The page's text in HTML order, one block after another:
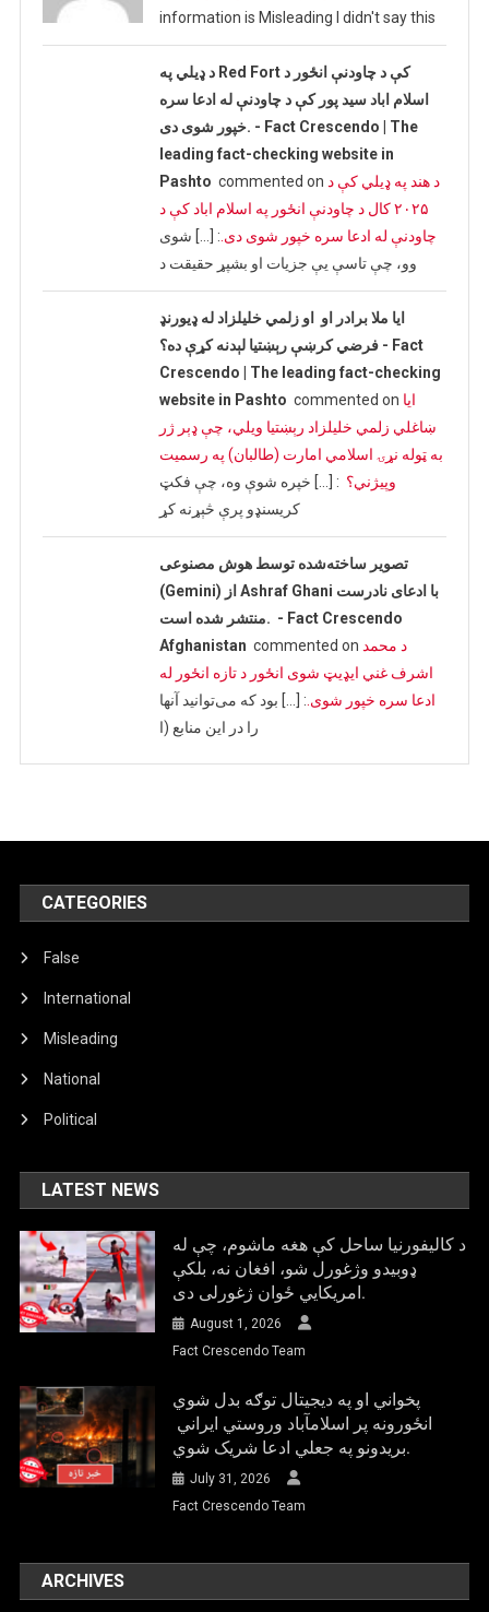
information is Misleading I didn't say this
د ډیلي په Red Fort کې د چاودنې انځور د
اسلام اباد سید پور کې د چاودنې له ادعا سره
خپور شوی دی. - Fact Crescendo | The
leading fact-checking website in
Pashto commented on د هند په ډیلي کې د
۲۰۲۵ کال د چاودنې انځور په اسلام اباد کې د
چاودنې له ادعا سره خپور شوی دی. : […] شوی
وو، چې تاسې یې جزیات او بشپړ حقیقت د
ایا ملا برادر او او زلمي خلیلزاد له ډیورنډ
فرضي کرښې رېښتیا لېدنه کړې ده؟ - Fact
Crescendo | The leading fact-checking
website in Pashto commented on ایا
ښاغلي زلمي خلیلزاد رېښتیا ویلي، چې ډېر ژر
به ټوله نړۍ اسلامي امارت (طالبان) په رسمیت
وپیژني؟ : […] خپره شوې وه، چې فکټ
کریسنډو پرې څېړنه کړ
تصویر ساخته‌شده توسط هوش مصنوعی
(Gemini) از Ashraf Ghani با ادعای نادرست
منتشر شده است. - Fact Crescendo
Afghanistan commented on د محمد
اشرف غني ایډیټ شوی انځور د تازه انځور له
ادعا سره خپور شوی. : […] بود که می‌توانید آنها
را در این منابع (ا
CATEGORIES
False
International
Misleading
National
Political
LATEST NEWS
د کالیفورنیا ساحل کې هغه ماشوم، چې له
ډوبیدو وژغورل شو، افغان نه، بلکې
امریکایي ځوان ژغورلی دی.
August 1, 2026
Fact Crescendo Team
پخواني او په دیجیتال توګه بدل شوي
انځورونه پر اسلامآباد وروستي ایراني
بريدونو په جعلي ادعا شریک شوي.
July 31, 2026
Fact Crescendo Team
ARCHIVES